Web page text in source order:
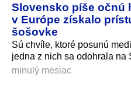
Slovensko píše očnú
v Európe získalo
šošovke
Sú chvíle, ktoré posunú
jedna z nich sa odohrala na
minulý mesiac